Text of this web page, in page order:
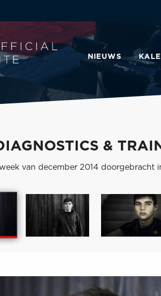
NIEUWS
&
van december 2014 doorgebracht